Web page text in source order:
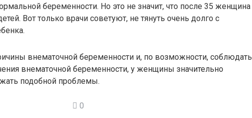
беременности. Но это не значит, что после 35 женщина
Вот только врачи советуют, не тянуть очень долго с
внематочной беременности и, по возможности, соблюдать
внематочной беременности, у женщины значительно
подобной проблемы.
0